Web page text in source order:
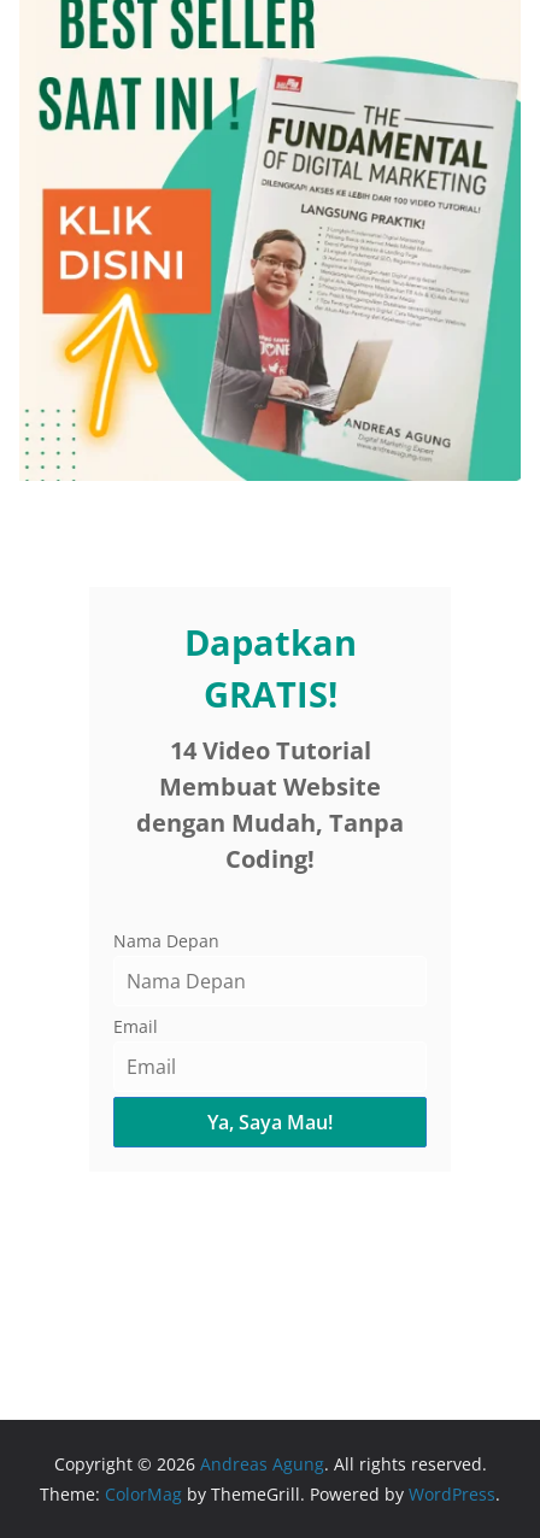
Dapatkan
GRATIS!
14 Video Tutorial
Membuat Website
dengan Mudah, Tanpa
Coding!
Nama Depan
Email
Copyright © 2026 Andreas Agung. All rights reserved.
Theme: ColorMag by ThemeGrill. Powered by WordPress.